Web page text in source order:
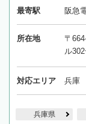
最寄駅 阪急
所在地
〒
ル
対応エリア 兵庫
兵庫県